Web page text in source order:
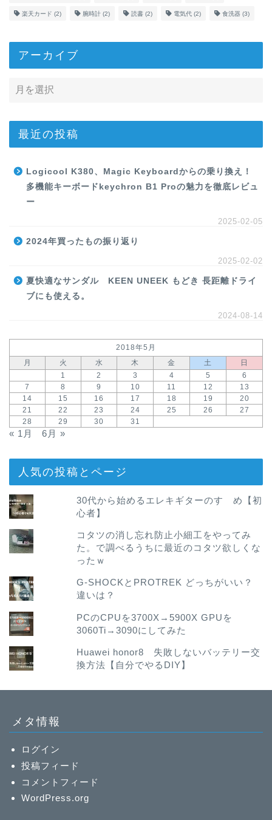
楽天カード (2) 腕時計 (2) 読書 (2) 電気代 (2) 食洗器 (3)
アーカイブ
最近の投稿
Logicool K380、Magic Keyboardからの乗り換え！
多機能キーボードkeychron B1 Proの魅力を徹底レビュ
ー
2025-02-05
2024年買ったもの振り返り
2025-02-02
夏快適なサンダル KEEN UNEEK もどき 長距離ドライ
ブにも使える。
2024-08-14
2018年5月
月
火 水 木 金 土
日
1
2 3 4 5
6
7
8 9 10 11 12
13
14
15 16 17 18 19
20
21
22 23 24 25 26
27
28
29 30 31
« 1月 6月 »
人気の投稿とページ
30代から始めるエレキギターのすゝめ【初
心者】
コタツの消し忘れ防止小細工をやってみ
た。で調べるうちに最近のコタツ欲しくな
ったｗ
G-SHOCKとPROTREK どっちがいい？
違いは？
PCのCPUを3700X→5900X GPUを
3060Ti→3090にしてみた
Huawei honor8 失敗しないバッテリー交
換方法【自分でやるDIY】
メタ情報
ログイン
投稿フィード
コメントフィード
WordPress.org